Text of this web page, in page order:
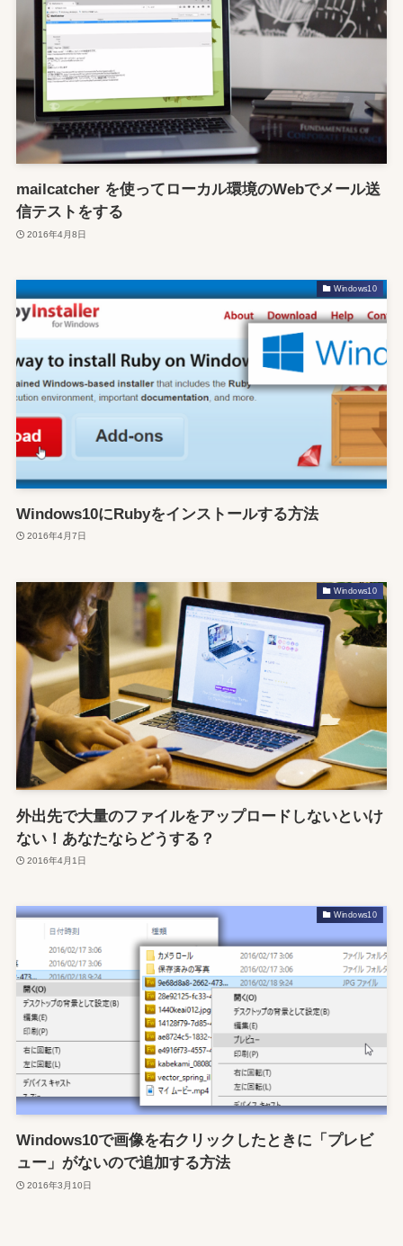
mailcatcher を使ってローカル環境のWebでメール送
信テストをする
2016年4月8日
Windows10
Windows10にRubyをインストールする方法
2016年4月7日
Windows10
外出先で大量のファイルをアップロードしないといけ
ない！あなたならどうする？
2016年4月1日
Windows10
Windows10で画像を右クリックしたときに「プレビ
ュー」がないので追加する方法
2016年3月10日